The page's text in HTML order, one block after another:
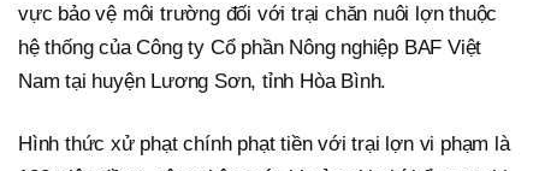
vực bảo vệ môi trường đối với trại chăn nuôi lợn thuộc
hệ thống của Công ty Cổ phần Nông nghiệp BAF Việt
Nam tại huyện Lương Sơn, tỉnh Hòa Bình.
Hình thức xử phạt chính phạt tiền với trại lợn vi phạm là